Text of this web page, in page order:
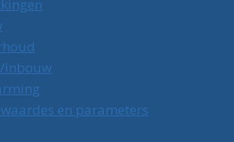
inbouw
en parameters